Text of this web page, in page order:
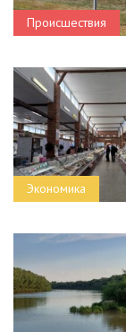
Происшествия
Экономика